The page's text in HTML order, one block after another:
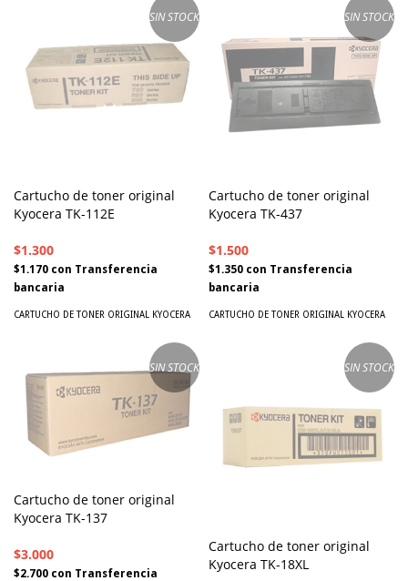
SIN STOCK
Cartucho de toner original
Kyocera TK-112E
$1.300
$1.170 con Transferencia
bancaria
CARTUCHO DE TONER ORIGINAL KYOCERA
SIN STOCK
Cartucho de toner original
Kyocera TK-437
$1.500
$1.350 con Transferencia
bancaria
CARTUCHO DE TONER ORIGINAL KYOCERA
SIN STOCK
Cartucho de toner original
Kyocera TK-137
$3.000
$2.700 con Transferencia
SIN STOCK
Cartucho de toner original
Kyocera TK-18XL